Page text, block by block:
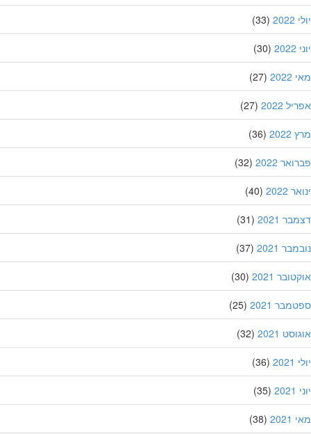
(33)
(30)
(27)
2022
(27)
(36)
2022
(32)
2022
(40)
2021
(31)
2021
(37)
2021
(30)
2021
(25)
2021
(32)
(36)
(35)
(38)